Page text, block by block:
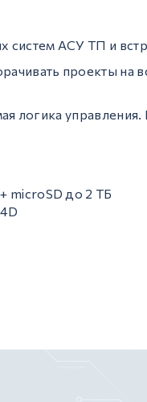
АСУ ТП и
проекты на
логика
microSD до 2 ТБ